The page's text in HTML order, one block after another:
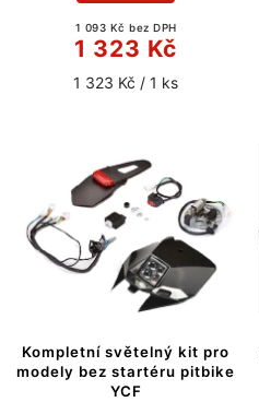
1 093 Kč bez DPH
1 323 Kč
1 323 Kč / 1 ks
Kompletní světelný kit pro
modely bez startéru pitbike
YCF